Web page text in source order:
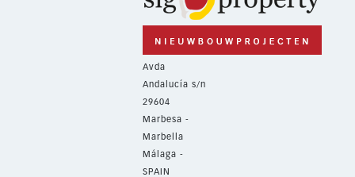
Avda
Andalucía s/n
29604
Marbesa -
Marbella
Málaga -
SPAIN